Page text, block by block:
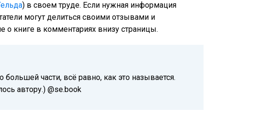
) в своем труде. Если нужная информация
могут делиться своими отзывами и
о книге в комментариях внизу страницы.
части, всё равно, как это называется.
автору.) @se.book